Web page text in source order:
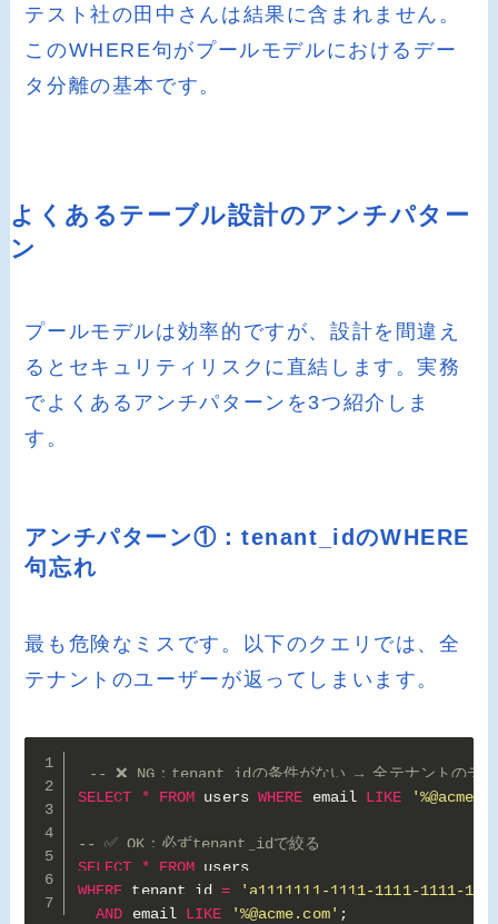
テスト社の田中さんは結果に含まれません。
このWHERE句がプールモデルにおけるデー
タ分離の基本です。
よくあるテーブル設計のアンチパター
ン
プールモデルは効率的ですが、設計を間違え
るとセキュリティリスクに直結します。実務
でよくあるアンチパターンを3つ紹介しま
す。
アンチパターン①：tenant_idのWHERE
句忘れ
最も危険なミスです。以下のクエリでは、全
テナントのユーザーが返ってしまいます。
-- ❌ NG：tenant_idの条件がない → 全テナントのデー
SELECT
* FROM users WHERE email LIKE
-- ✅ OK：必ずtenant_idで絞る
SELECT
* FROM
users
WHERE tenant_id =
'a1111111-1111-1111-1111-
AND email LIKE '%@acme.com' ;